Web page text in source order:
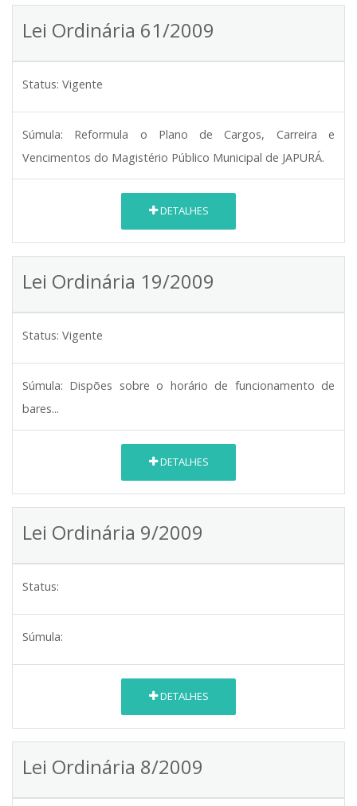
Lei Ordinária 61/2009
Status: Vigente
Súmula:
Reformula o Plano de Cargos, Carreira e
Vencimentos do Magistério Público Municipal de JAPURÁ.
DETALHES
Lei Ordinária 19/2009
Status: Vigente
Súmula: Dispões sobre o horário de funcionamento de
bares...
DETALHES
Lei Ordinária 9/2009
Status:
Súmula:
DETALHES
Lei Ordinária 8/2009